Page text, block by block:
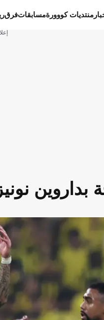
منتديات كووورةمسابقاتفرق
بداروين